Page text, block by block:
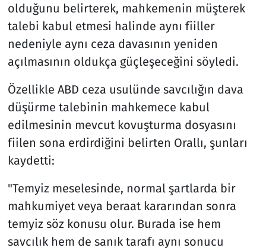
olduğunu belirterek, mahkemenin müşterek
talebi kabul etmesi halinde aynı fiiller
nedeniyle aynı ceza davasının yeniden
açılmasının oldukça güçleşeceğini söyledi.
Özellikle ABD ceza usulünde savcılığın dava
düşürme talebinin mahkemece kabul
edilmesinin mevcut kovuşturma dosyasını
fiilen sona erdirdiğini belirten Orallı, şunları
kaydetti:
"Temyiz meselesinde, normal şartlarda bir
mahkumiyet veya beraat kararından sonra
temyiz söz konusu olur. Burada ise hem
savcılık hem de sanık tarafı aynı sonucu